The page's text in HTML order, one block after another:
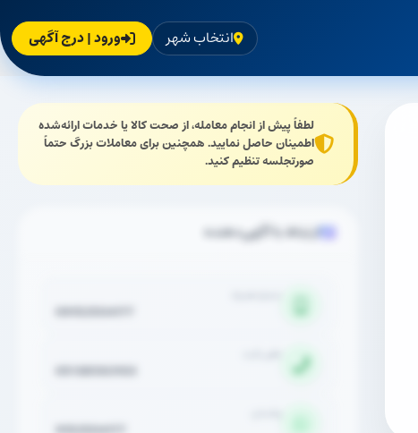
انتخاب شهر ورود | درج آگهی
لطفاً پیش از انجام معامله، از صحت کالا یا خدمات ارائه‌شده
اطمینان حاصل نمایید. همچنین برای معاملات بزرگ حتماً
صورتجلسه تنظیم کنید.
ارتباط با آگهی‌دهنده